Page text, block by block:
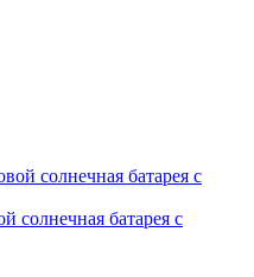
солнечная батарея с